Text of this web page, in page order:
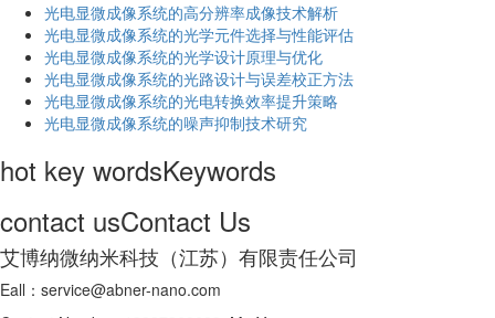
光电显微成像系统的高分辨率成像技术解析
​光电显微成像系统的光学元件选择与性能评估
光电显微成像系统的光学设计原理与优化
光电显微成像系统的光路设计与误差校正方法
光电显微成像系统的光电转换效率提升策略
光电显微成像系统的噪声抑制技术研究
hot key wordsKeywords
contact usContact Us
艾博纳微纳米科技（江苏）有限责任公司
Eall：service@abner-nano.com